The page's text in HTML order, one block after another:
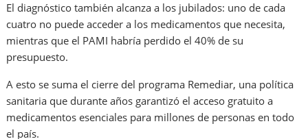
El diagnóstico también alcanza a los jubilados: uno de cada
cuatro no puede acceder a los medicamentos que necesita,
mientras que el PAMI habría perdido el 40% de su
presupuesto.
A esto se suma el cierre del programa Remediar, una política
sanitaria que durante años garantizó el acceso gratuito a
medicamentos esenciales para millones de personas en todo
el país.